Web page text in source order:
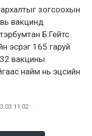
зогсоохын
вакцинд
Б.Гейтс
эсрэг 165 гаруй
вакцины
найм нь эцсийн
03:11:02
·